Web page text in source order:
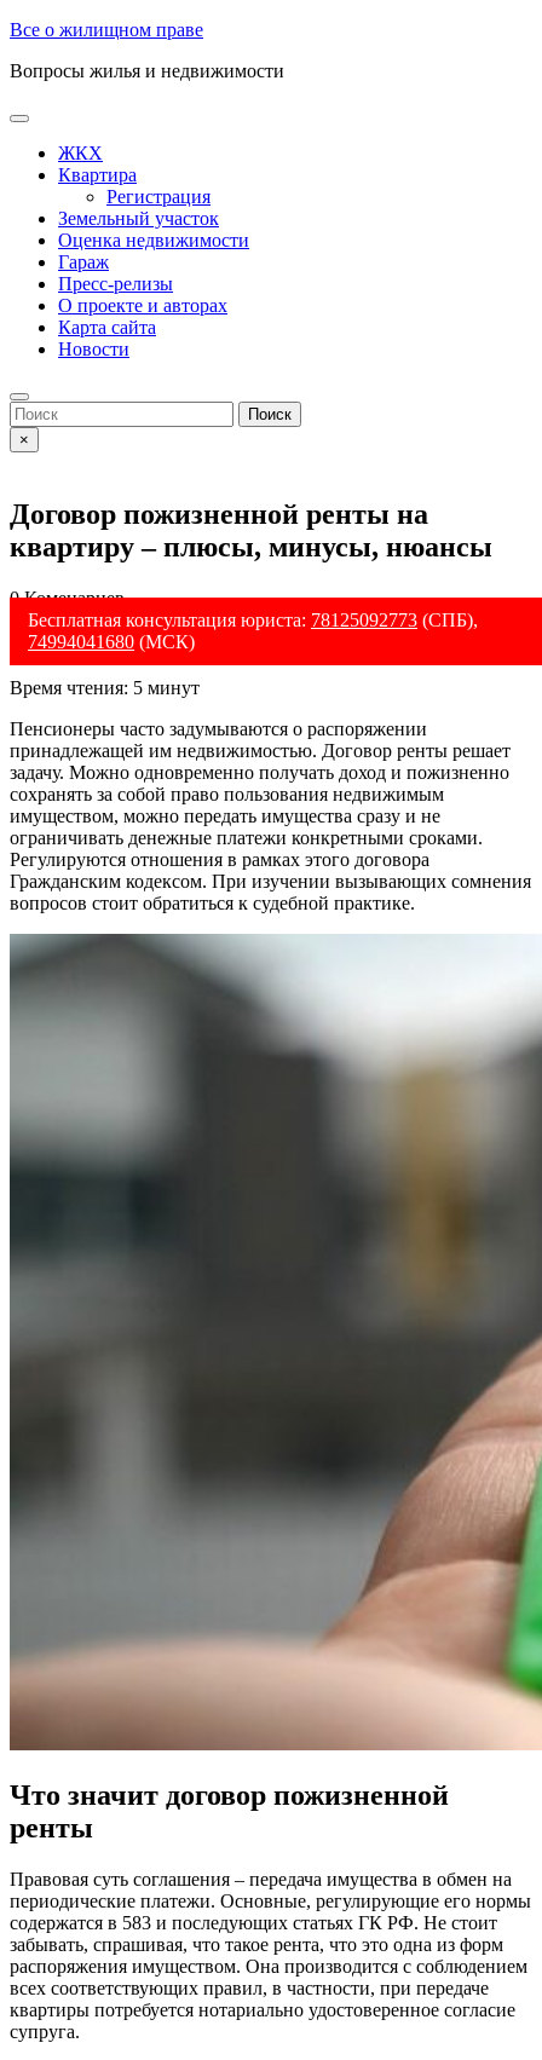
Skip
content
Все о жилищном праве
Вопросы жилья и недвижимости
Open
ButtonЖКХ
Квартира
Регистрация
Земельный участок
Оценка недвижимости
Гараж
Пресс-релизы
О проекте и авторах
Карта сайта
Новости
Close
Button
Search
for:
×
Договор пожизненной ренты на
квартиру – плюсы, минусы, нюансы
0 Коменариев
Бесплатная консультация юриста: 78125092773 (СПБ),
74994041680 (МСК)
Время чтения: 5 минут
Пенсионеры часто задумываются о распоряжении
принадлежащей им недвижимостью. Договор ренты решает
задачу. Можно одновременно получать доход и пожизненно
сохранять за собой право пользования недвижимым
имуществом, можно передать имущества сразу и не
ограничивать денежные платежи конкретными сроками.
Регулируются отношения в рамках этого договора
Гражданским кодексом. При изучении вызывающих сомнения
вопросов стоит обратиться к судебной практике.
Что значит договор пожизненной
ренты
Правовая суть соглашения – передача имущества в обмен на
периодические платежи. Основные, регулирующие его нормы
содержатся в 583 и последующих статьях ГК РФ. Не стоит
забывать, спрашивая, что такое рента, что это одна из форм
распоряжения имуществом. Она производится с соблюдением
всех соответствующих правил, в частности, при передаче
квартиры потребуется нотариально удостоверенное согласие
супруга.